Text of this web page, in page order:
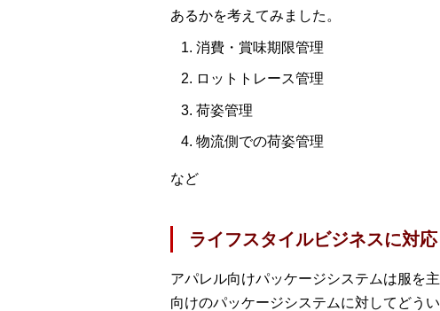
あるかを考えてみました。
消費・賞味期限管理
ロットトレース管理
荷姿管理
物流側での荷姿管理
など
ライフスタイルビジネスに対
アパレル向けパッケージシステムは服を
向けのパッケージシステムに対してどう